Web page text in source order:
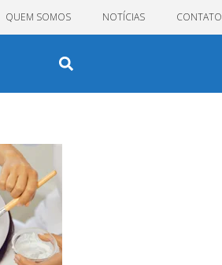
QUEM SOMOS NOTÍCIAS CONTATO